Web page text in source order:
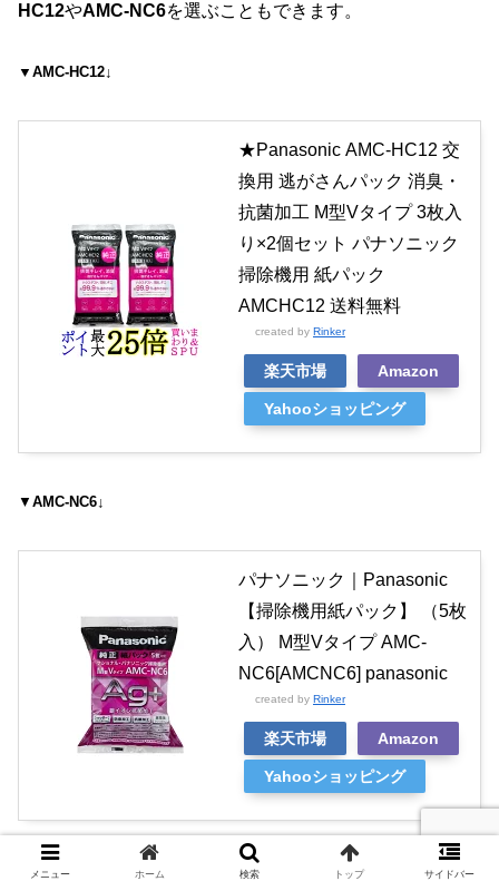
HC12やAMC-NC6を選ぶこともできます。
▼AMC-HC12↓
★Panasonic AMC-HC12 交
換用 逃がさんパック 消臭・
抗菌加工 M型Vタイプ 3枚入
り×2個セット パナソニック
掃除機用 紙パック
AMCHC12 送料無料
created by Rinker
楽天市場 Amazon
Yahooショッピング
▼ AMC-NC6↓
パナソニック｜Panasonic
【掃除機用紙パック】 （5枚
入） M型Vタイプ AMC-
NC6[AMCNC6] panasonic
created by Rinker
楽天市場 Amazon
Yahooショッピング
AMC-HC12 AMC-NC6 の紙パックには ゴミのこぼれ落ち
メニュー ホーム 検索 トップ サイドバー